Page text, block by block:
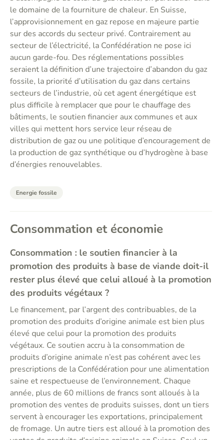
le domaine de la fourniture de chaleur. En Suisse,
l’approvisionnement en gaz repose en majeure partie
sur des accords du secteur privé. Contrairement au
secteur de l’électricité, la Confédération ne pose ici
aucun garde-fou. Des réglementations possibles
seraient la définition d’une trajectoire d’abandon du gaz
fossile, la priorité d’utilisation du gaz dans certains
secteurs de l’industrie, où cet agent énergétique est
plus difficile à remplacer que pour le chauffage des
bâtiments, le soutien financier aux communes et aux
villes qui mettent hors service leur réseau de
distribution de gaz ou une politique d’encouragement de
la production de gaz synthétique ou d’hydrogène à base
d’énergies renouvelables.
Energie fossile
Consommation et économie
Consommation : le soutien financier à la
promotion des produits à base de viande doit-il
rester plus élevé que celui alloué à la promotion
des produits végétaux ?
Le financement, par l’argent des contribuables, de la
promotion des produits d’origine animale est bien plus
élevé que celui pour la promotion des produits
végétaux. Ce soutien accru à la consommation de
produits d’origine animale n’est pas cohérent avec les
prescriptions de la Confédération pour une alimentation
saine et respectueuse de l’environnement. Chaque
année, plus de 60 millions de francs sont alloués à la
promotion des ventes de produits suisses, dont un tiers
servent à encourager les exportations, principalement
de fromage. Un autre tiers est alloué à la promotion des